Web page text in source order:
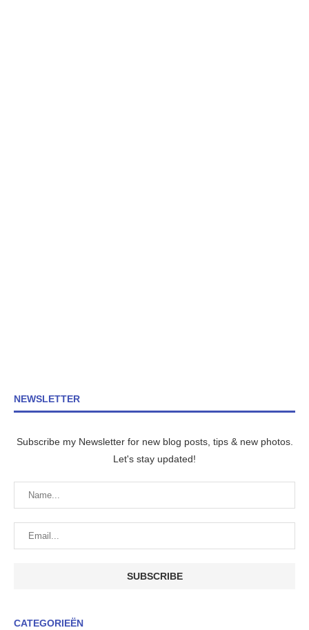
NEWSLETTER
Subscribe my Newsletter for new blog posts, tips & new photos.
Let's stay updated!
CATEGORIEËN